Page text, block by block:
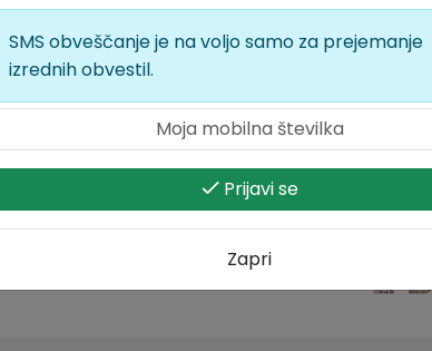
priložnost za skupen spomin, hvaležnost in
SMS obveščanje je na voljo samo za prejemanje
izrednih obvestil.
Prijavi se
Zapri